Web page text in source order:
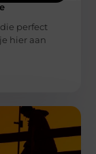
perfect
hier aan